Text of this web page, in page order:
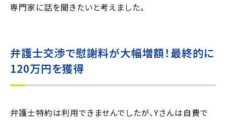
専門家に話を聞きたいと考えました。
弁護士交渉で慰謝料が大幅増額！最終的に
120万円を獲得
弁護士特約は利用できませんでしたが、Yさんは自費で